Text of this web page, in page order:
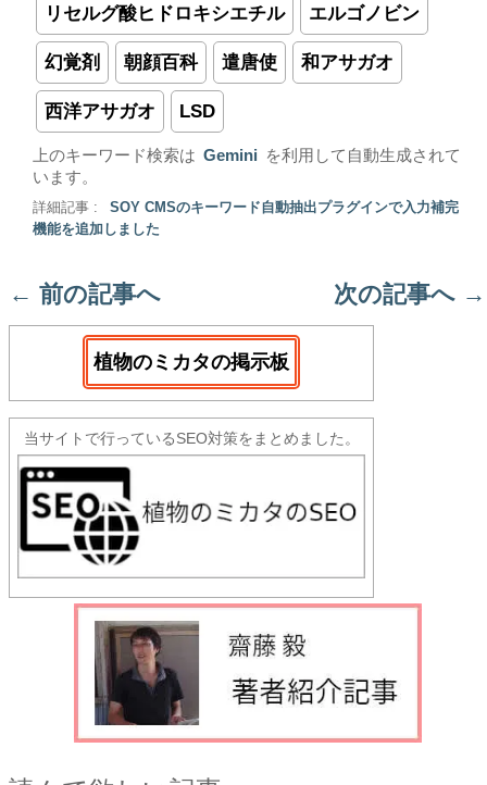
リセルグ酸ヒドロキシエチル エルゴノビン
幻覚剤 朝顔百科 遣唐使 和アサガオ
西洋アサガオ LSD
上のキーワード検索は Gemini
を利用して自動生成されて
います。
詳細記事 :
SOY CMSのキーワード自動抽出プラグインで入力補完
機能を追加しました
← 前の記事へ 次の記事へ →
植物のミカタの掲示板
当サイトで行っているSEO対策をまとめました。